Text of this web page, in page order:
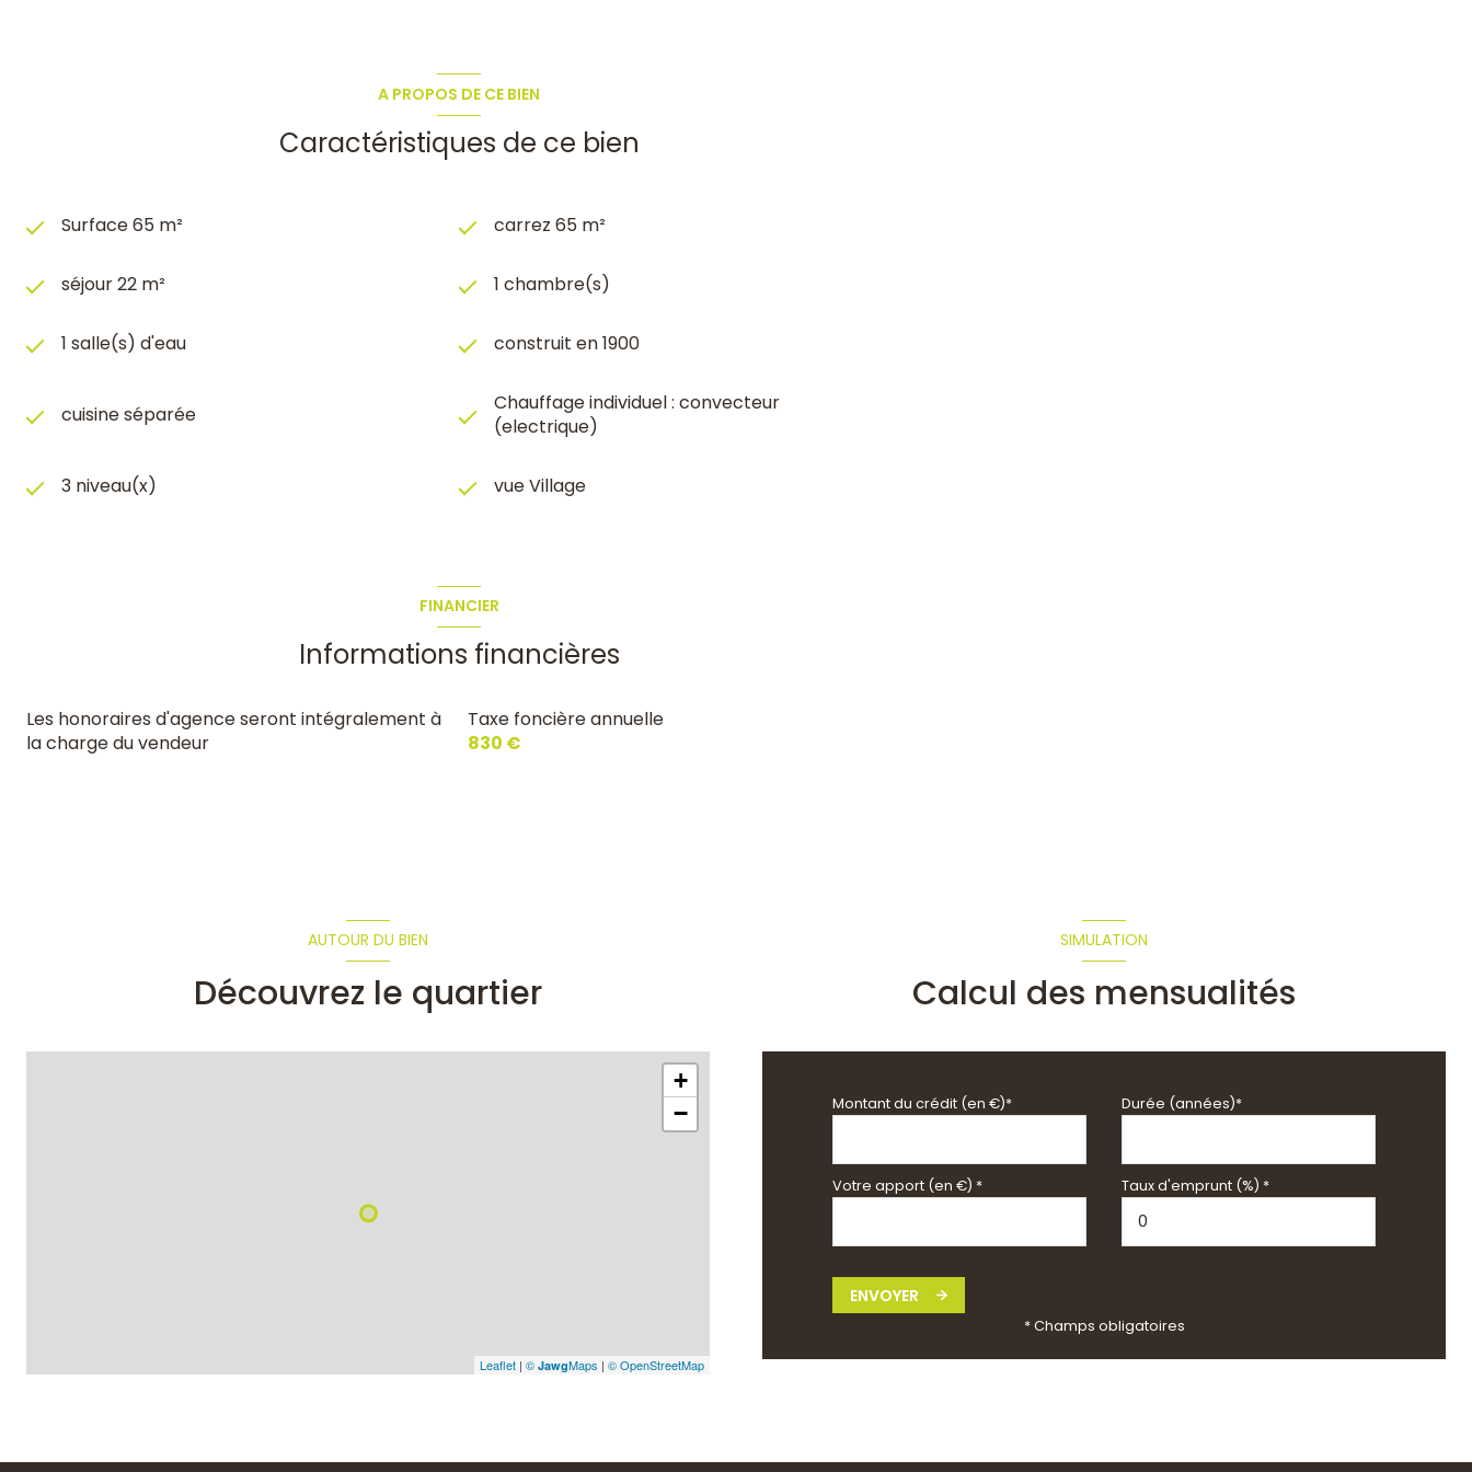
A PROPOS DE CE BIEN
Caractéristiques de ce bien
Surface 65 m² carrez 65 m²
séjour 22 m² 1 chambre(s)
1 salle(s) d'eau construit en 1900
cuisine séparée
Chauffage individuel : convecteur
(electrique)
3 niveau(x) vue Village
FINANCIER
Informations financières
Les honoraires d'agence seront intégralement à
la charge du vendeur
Taxe foncière annuelle
830 €
AUTOUR DU BIEN
Découvrez le quartier
+
−
Leaflet | © JawgMaps | © OpenStreetMap
SIMULATION
Calcul des mensualités
Montant du crédit (en €)* Durée (années)*
Votre apport (en €) * Taux d'emprunt (%) *
ENVOYER
* Champs obligatoires